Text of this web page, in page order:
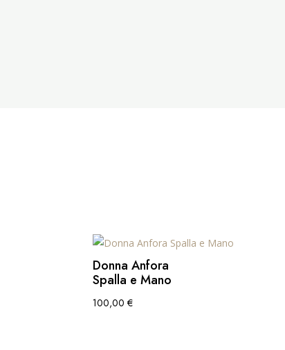
Donna Anfora
Spalla e Mano
100,00€